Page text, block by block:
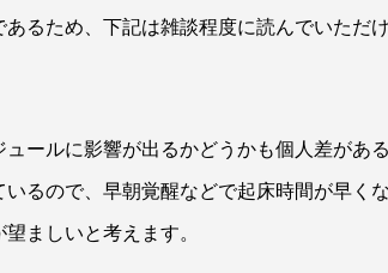
るため、下記は雑談程度に読んでいただけ
ールに影響が出るかどうかも個人差がある
るので、早朝覚醒などで起床時間が早くな
ましいと考えます。